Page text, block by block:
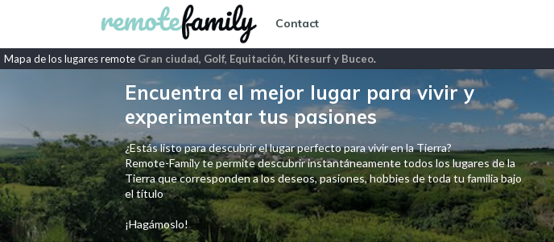
Contact
Mapa de los lugares remote Gran ciudad, Golf, Equitación, Kitesurf y Buceo.
Encuentra el mejor lugar para vivir y
experimentar tus pasiones
¿Estás listo para descubrir el lugar perfecto para vivir en la Tierra?
Remote-Family te permite descubrir instantáneamente todos los lugares de la
Tierra que corresponden a los deseos, pasiones, hobbies de toda tu familia bajo
el título
¡Hagámoslo!